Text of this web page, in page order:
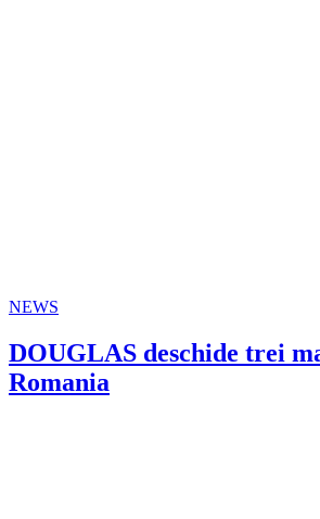
NEWS
DOUGLAS deschide trei
Romania